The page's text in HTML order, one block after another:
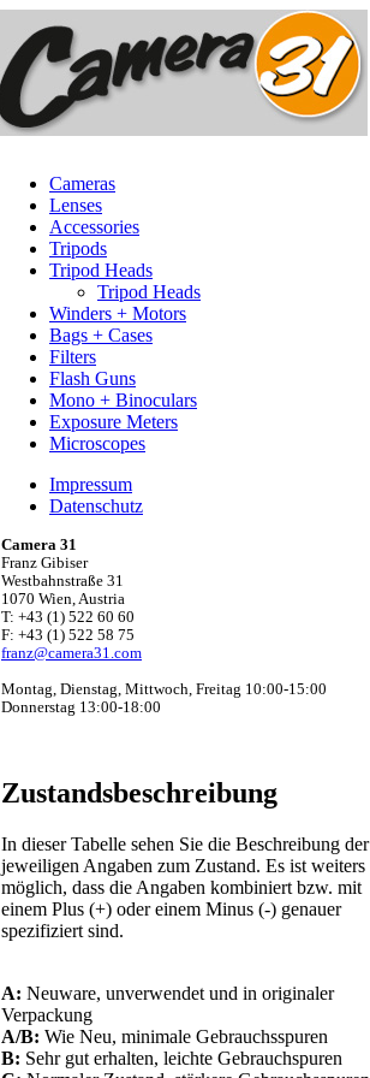
Cameras
Lenses
Accessories
Tripods
Tripod Heads
Tripod Heads
Winders + Motors
Bags + Cases
Filters
Flash Guns
Mono + Binoculars
Exposure Meters
Microscopes
Impressum
Datenschutz
Camera 31
Franz Gibiser
Westbahnstraße 31
1070 Wien, Austria
T: +43 (1) 522 60 60
F: +43 (1) 522 58 75
franz@camera31.com
Montag, Dienstag, Mittwoch, Freitag 10:00-15:00
Donnerstag 13:00-18:00
Zustandsbeschreibung
In dieser Tabelle sehen Sie die Beschreibung der
jeweiligen Angaben zum Zustand. Es ist weiters
möglich, dass die Angaben kombiniert bzw. mit
einem Plus (+) oder einem Minus (-) genauer
spezifiziert sind.
A: Neuware, unverwendet und in originaler
Verpackung
A/B: Wie Neu, minimale Gebrauchsspuren
B: Sehr gut erhalten, leichte Gebrauchspuren